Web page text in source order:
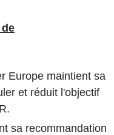
Europe maintient sa
et réduit l'objectif
sa recommandation